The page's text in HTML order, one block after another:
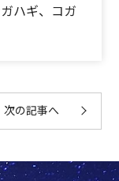
ハギ、コガ
次の記事へ